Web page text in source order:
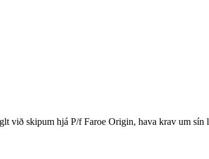
við skipum hjá P/f Faroe Origin, hava krav um sín